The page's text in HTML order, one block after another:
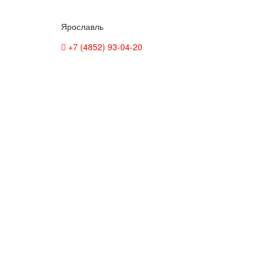
Ярославль
+7 (4852) 93-04-20